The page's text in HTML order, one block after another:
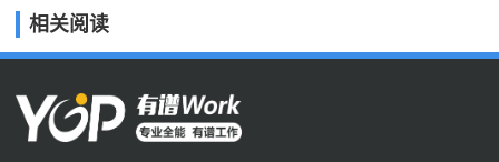
相关阅读